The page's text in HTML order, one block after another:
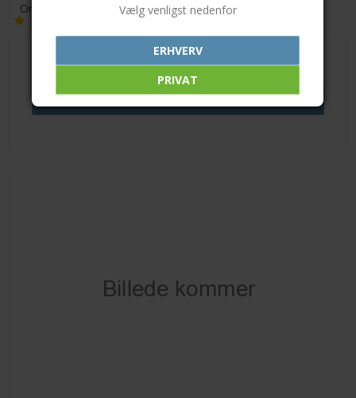
Orient
179,00 DKK
Vælg venligst nedenfor
ERHVERV
PRIVAT